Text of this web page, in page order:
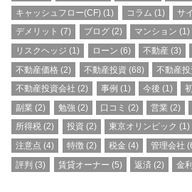
キャッシュフロー(CF) (1) コラム (1) サ
デメリット (7) ブログ(2) マンション (1)
リスクヘッジ (1) ローン (6) 不動産(3)
不動産価格 (2) 不動産投資 (68) 不動産
不動産投資会社 (2) 事例 (1) 今後 (1)
副業 (2) 勉強 (2) 口コミ (2) 営業 (2)
所得税 (2) 投資 (2) 東京オリンピック (1)
注意点 (4) 特徴(2) 税金 (4) 管理会社
評判 (3) 賃貸オーナー (5) 返済 (2) 金利